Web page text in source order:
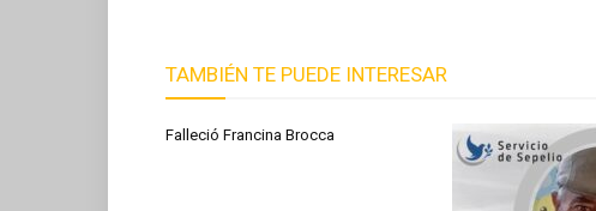
TAMBIÉN TE PUEDE INTERESAR
Falleció Francina Brocca